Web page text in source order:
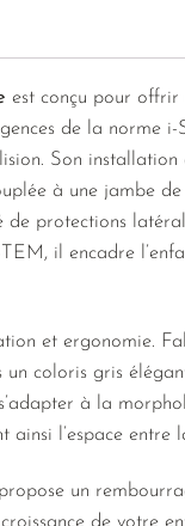
est conçu pour offrir
de la norme
Son
à une jambe
protections
il encadre
et ergonomie.
coloris gris
à la
l’espace entre
un